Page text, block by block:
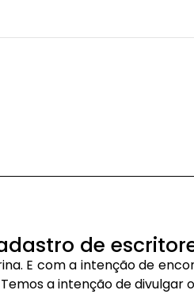
de
E com a intenção de
a intenção de divulgar